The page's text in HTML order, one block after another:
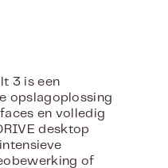
3 is een
opslagoplossing
en volledig
desktop
of